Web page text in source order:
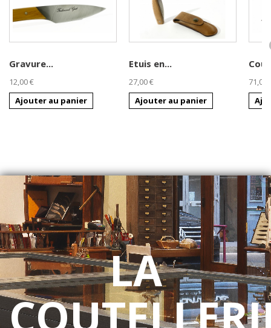
Gravure...
12,00 €
Ajouter au panier
Etuis en...
27,00 €
Ajouter au panier
71,00
LA